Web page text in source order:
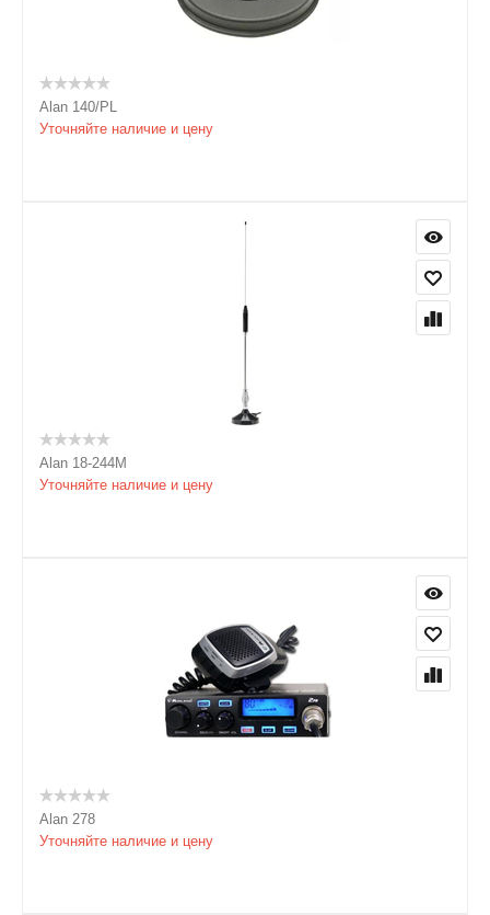
Alan 140/PL
Уточняйте наличие и цену
Alan 18-244M
Уточняйте наличие и цену
Alan 278
Уточняйте наличие и цену